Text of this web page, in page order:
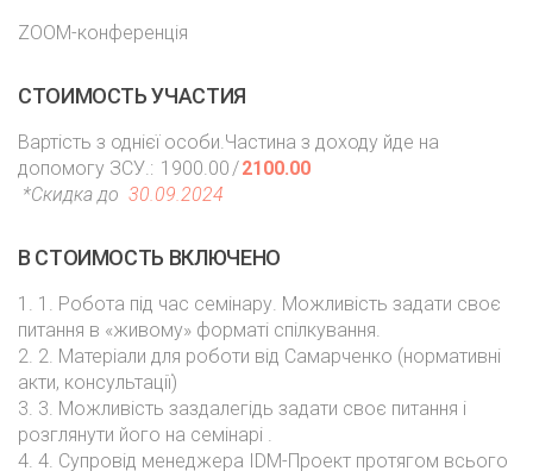
ZOOM-конференція
СТОИМОСТЬ УЧАСТИЯ
Вартість з однієї особи.Частина з доходу йде на
допомогу ЗСУ.: 1900.00/2100.00
*Скидка до 30.09.2024
В СТОИМОСТЬ ВКЛЮЧЕНО
1. 1. Робота під час семінару. Можливість задати своє
питання в «живому» форматі спілкування.
2. 2. Матеріали для роботи від Самарченко (нормативні
акти, консультації)
3. 3. Можливість заздалегідь задати своє питання і
розглянути його на семінарі .
4. 4. Супровід менеджера IDM-Проект протягом всього